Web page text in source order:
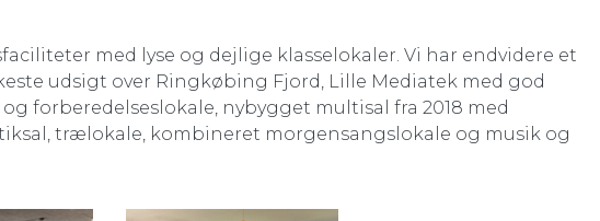
med lyse og dejlige klasselokaler. Vi har endvidere et
udsigt over Ringkøbing Fjord, Lille Mediatek med god
forberedelseslokale, nybygget multisal fra 2018 med
trælokale, kombineret morgensangslokale og musik og